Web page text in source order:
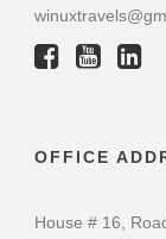
OFFICE
House # 16,